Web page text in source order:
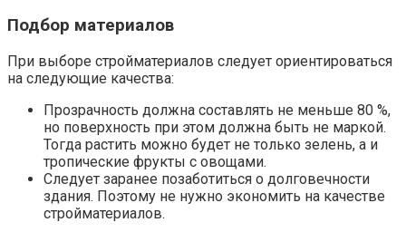
Подбор материалов
При выборе стройматериалов следует ориентироваться
на следующие качества:
Прозрачность должна составлять не меньше 80 %,
но поверхность при этом должна быть не маркой.
Тогда растить можно будет не только зелень, а и
тропические фрукты с овощами.
Следует заранее позаботиться о долговечности
здания. Поэтому не нужно экономить на качестве
стройматериалов.